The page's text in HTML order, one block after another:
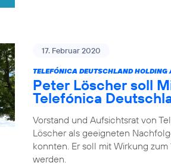
17. Februar 2020
TELEFÓNICA DEUTSCHLAND HOLDING
Peter Löscher soll
Telefónica
Vorstand und Aufsichtsrat von
Löscher als geeigneten
konnten. Er soll mit Wirkung
werden.